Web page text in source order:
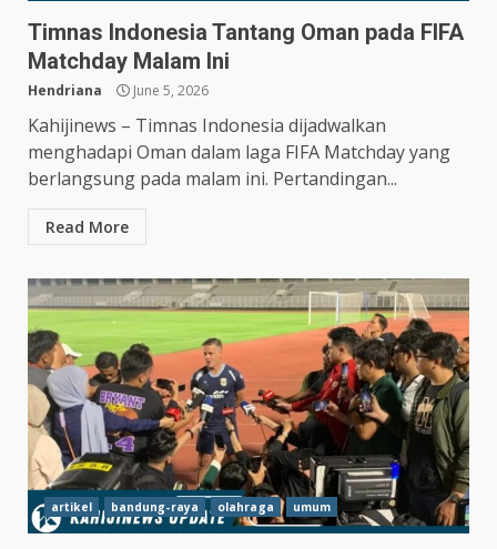
Timnas Indonesia Tantang Oman pada FIFA
Matchday Malam Ini
Hendriana June 5, 2026
Kahijinews – Timnas Indonesia dijadwalkan
menghadapi Oman dalam laga FIFA Matchday yang
berlangsung pada malam ini. Pertandingan...
Read More
artikel bandung-raya olahraga umum